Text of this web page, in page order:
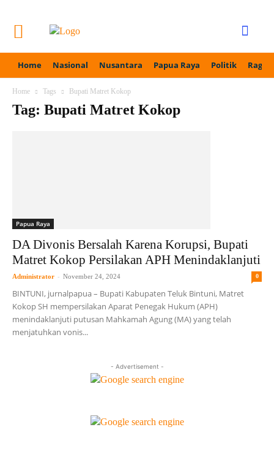
Home Nasional Nusantara Papua Raya Politik
Home Tags Bupati Matret Kokop
Tag: Bupati Matret Kokop
Papua Raya
DA Divonis Bersalah Karena Korupsi, Bupati
Matret Kokop Persilakan APH Menindaklanjuti
Administrator - November 24, 2024 0
BINTUNI, jurnalpapua – Bupati Kabupaten Teluk Bintuni, Matret
Kokop SH mempersilakan Aparat Penegak Hukum (APH)
menindaklanjuti putusan Mahkamah Agung (MA) yang telah
menjatuhkan vonis...
- Advertisement -